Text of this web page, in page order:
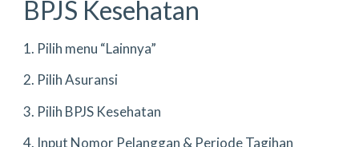
BPJS Kesehatan
1. Pilih menu “Lainnya”
2. Pilih Asuransi
3. Pilih BPJS Kesehatan
4. Input Nomor Pelanggan & Periode Tagihan